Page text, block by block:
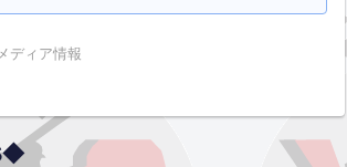
メディア情報